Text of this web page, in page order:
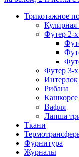
Трикотажное
Кулирная
Футер 2-
Футер 3-
Интерлок
Рибана
Кашкорсе
Вафля
Лапша
Ткани
Фурнитура
Журналы